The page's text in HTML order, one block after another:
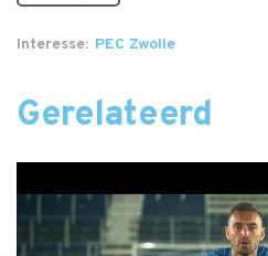
Interesse PEC Zwolle
Gerelateerd